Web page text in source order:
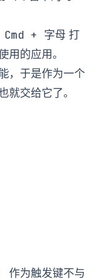
+ 字母 打
用的应用。
，于是作为一个
就交给它了。
作为触发键不与